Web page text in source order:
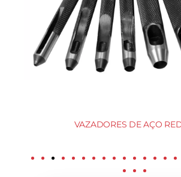
VAZADORES DE AÇO